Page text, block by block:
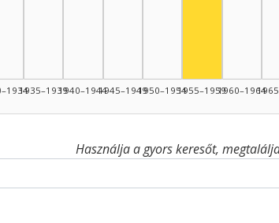
1935–19391940–19441945–19491950–19541955–19591960–1964
Használja a gyors keresőt,